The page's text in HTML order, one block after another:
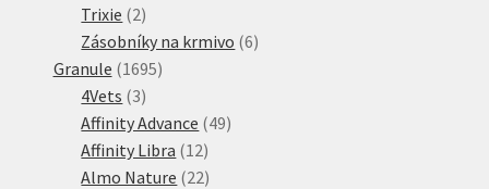
produktů
Trixie 22
produkty
Zásobníky na krmivo 66
Granule 16951695
4Vets 33
produkty
Affinity Advance 4949
Affinity Libra 1212
produktů
Almo Nature 2222